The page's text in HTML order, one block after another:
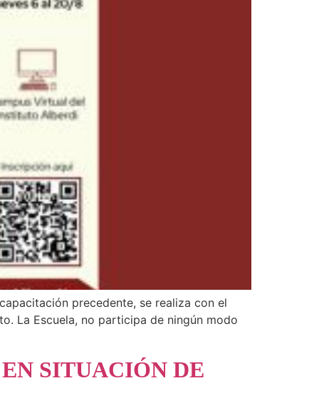
precedente, se realiza con el
La Escuela, no participa de ningún modo
SITUACIÓN DE